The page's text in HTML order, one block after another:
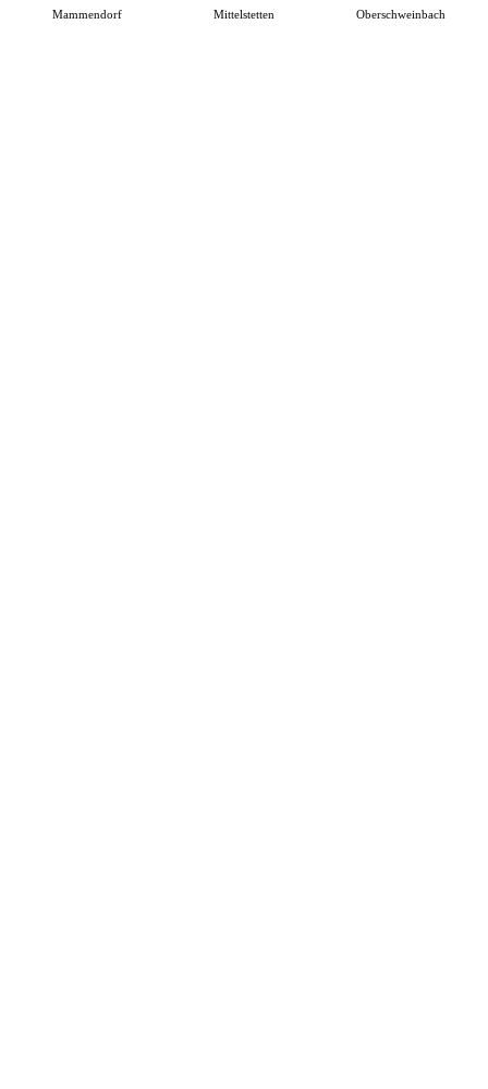
Mammendorf Mittelstetten Oberschweinbach